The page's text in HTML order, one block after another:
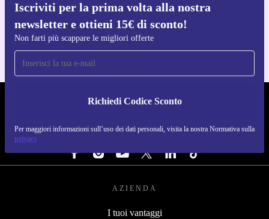
Iscriviti per la prima volta alla nostra
newsletter e ottieni 15€ di sconto!
Non farti più scappare le migliori offerte
Richiedi Codice Sconto
Per maggiori informazioni sull’uso dei dati personali, visita la nostra Normativa sulla
privacy
Scarica l'app di refurbed
Per iOS e Android
REFURBED ITALIA - RETHINK NEW.
SEGUICI SU
AZIENDA
I tuoi vantaggi